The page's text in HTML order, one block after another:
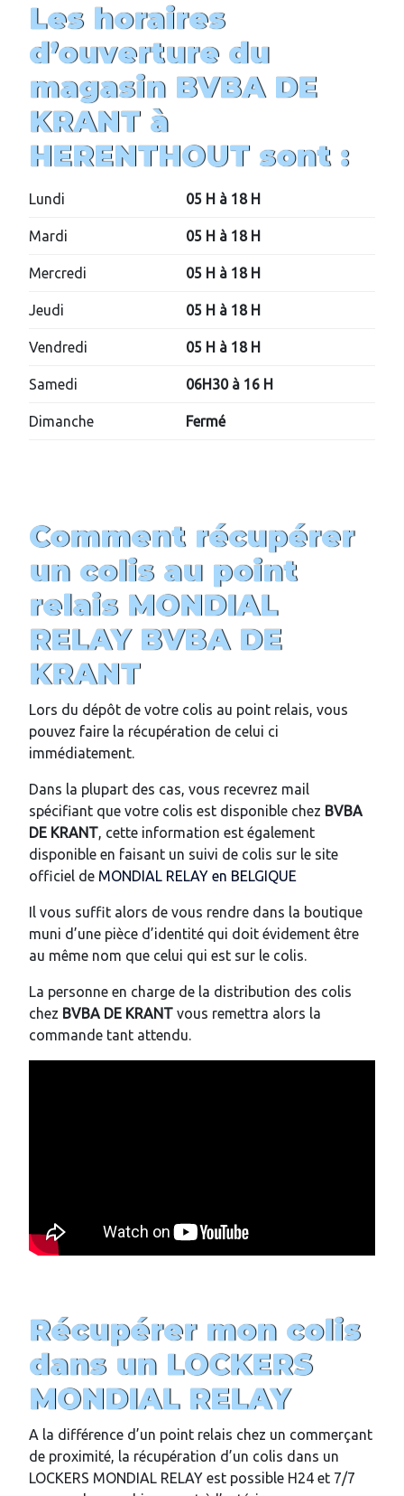
Les horaires
d’ouverture du
magasin BVBA DE
KRANT à
HERENTHOUT sont :
Lundi 05 H à 18 H
Mardi 05 H à 18 H
Mercredi 05 H à 18 H
Jeudi 05 H à 18 H
Vendredi 05 H à 18 H
Samedi 06H30 à 1 6 H
Dimanche Fermé
Comment récupérer
un colis au point
relais MONDIAL
RELAY BVBA DE
KRANT
Lors du dépôt de votre colis au point relais, vous
pouvez faire la récupération de celui ci
immédiatement.
Dans la plupart des cas, vous recevrez mail
spécifiant que votre colis est disponible chez BVBA
DE KRANT, cette information est également
disponible en faisant un suivi de colis sur le site
officiel de MONDIAL RELAY en BELGIQUE
Il vous suffit alors de vous rendre dans la boutique
muni d’une pièce d’identité qui doit évidement être
au même nom que celui qui est sur le colis.
La personne en charge de la distribution des colis
chez BVBA DE KRANT vous remettra alors la
commande tant attendu.
Récupérer mon colis
dans un LOCKERS
MONDIAL RELAY
A la différence d’un point relais chez un commerçant
de proximité, la récupération d’un colis dans un
LOCKERS MONDIAL RELAY est possible H24 et 7/7